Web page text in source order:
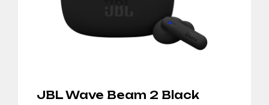
JBL Wave Beam 2 Black